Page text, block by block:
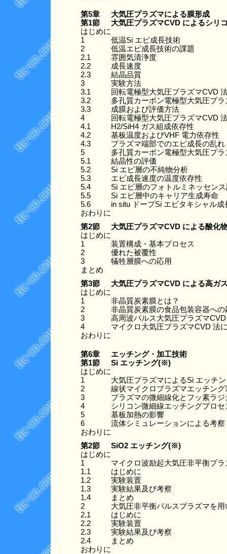
第5章
大気圧プラズマによる膜形成
第1節
大気圧プラズマCVD によるシリ
はじめに
1
低温Si エピ成長技術
2
低温エピ成長技術の課題
2.1
雰囲気清浄度
2.2
成長速度
2.3
結晶品質
3
実験方法
3.1
回転電極型大気圧プラズマCVD
3.2
多孔質カーボン電極型大気圧プ
3.3
成膜および評価方法
4
回転電極型大気圧プラズマCVD
4.1
H2/SiH4 ガス組成依存性
4.2
基板温度およびVHF 電力依存性
4.3
プラズマ端部でのエピ成長の乱れ
5
多孔質カーボン電極型大気圧プ
5.1
結晶性の評価
5.2
Si エピ層の不純物分析
5.3
エピ成長速度の温度依存性
5.4
Si エピ層のフォトルミネッセン
5.5
Si エピ層中のキャリア生成寿命
5.6
in situ ドープSi エピタキシャル成
おわりに
第2節
大気圧プラズマCVD による酸化
はじめに
1
装置構成・基本プロセス
2
優れた被覆性
3
犠牲層膜への応用
まとめ
第3節
大気圧プラズマCVD による高ガ
はじめに
1
非晶質炭素膜とは？
2
非晶質炭素膜の食品包装容器への
3
高周波パルス大気圧プラズマ
4
マイクロ大気圧プラズマCVD 法
おわりに
第6章
エッチング・加工技術
第1節
Si エッチング(※)
はじめに
1
大気圧プラズマによるSi エッチ
2
線状マイクロプラズマエッチング
3
プラズマの微細線化とフッ素ラ
4
シリコン微細線エッチングプロセ
5
基板加熱の影響
6
流体シミュレーションによる考察
おわりに
第2節
SiO2 エッチング(※)
はじめに
1
マイクロ波励起大気圧非平衡プ
1.1
はじめに
1.2
実験装置
1.3
実験結果及び考察
1.4
まとめ
2
大気圧非平衡パルスプラズマを
2.1
はじめに
2.2
実験装置
2.3
実験結果及び考察
2.4
まとめ
おわりに